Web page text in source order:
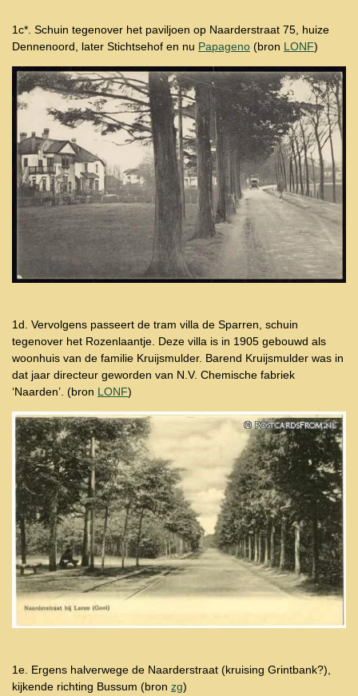
1c*. Schuin tegenover het paviljoen op Naarderstraat 75, huize
Dennenoord, later Stichtsehof en nu Papageno (bron LONF)
1d. Vervolgens passeert de tram villa de Sparren, schuin
tegenover het Rozenlaantje. Deze villa is in 1905 gebouwd als
woonhuis van de familie Kruijsmulder. Barend Kruijsmulder was in
dat jaar directeur geworden van N.V. Chemische fabriek
‘Naarden’. (bron LONF)
1e. Ergens halverwege de Naarderstraat (kruising Grintbank?),
kijkende richting Bussum (bron zg)